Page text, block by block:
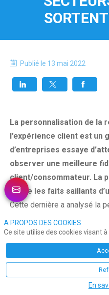
Publié le 13 mai 2022
La personnalisation de la
l’expérience client est un
d’entreprises essaye
observer une meilleure
client/consommateur. La
relate les faits saillants
Cette dernière a analysé la
consommateurs dans
technologie, automobile,
restauration et jeux d’argent
Le chiffre à retenir : Celui de
regard des réponses,
A PROPOS DES COOKIES
Ce site utilise des cookies visant
En